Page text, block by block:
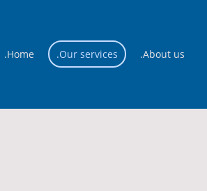
.Home .Our services .About us